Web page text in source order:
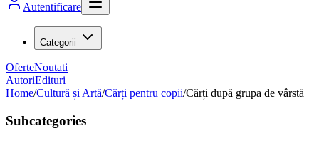
Autentificare
Categorii
OferteNoutati
AutoriEdituri
Home/Cultură și Artă/Cărți pentru copii/Cărți după grupa de vârstă
Subcategories